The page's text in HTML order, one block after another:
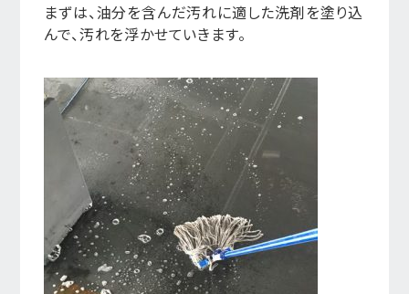
まずは、油分を含んだ汚れに適した洗剤を塗り込
んで、汚れを浮かせていきます。